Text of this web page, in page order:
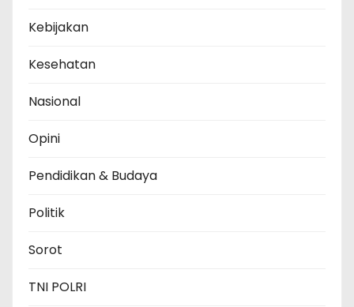
Kebijakan
Kesehatan
Nasional
Opini
Pendidikan & Budaya
Politik
Sorot
TNI POLRI